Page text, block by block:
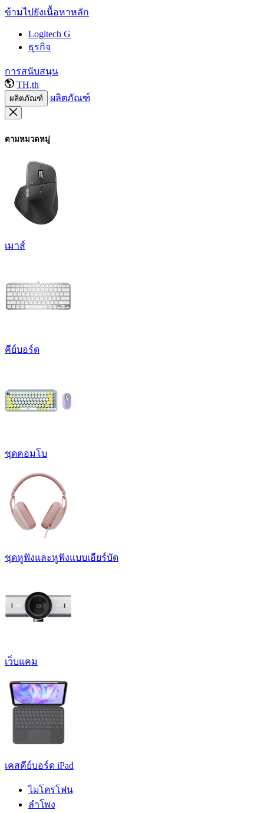
ข้ามไปยังเนื้อหาหลัก
Logitech G
ธุรกิจ
การสนับสนุน
TH,th
ผลิตภัณฑ์ ผลิตภัณฑ์
ตามหมวดหมู่
เมาส์
คีย์บอร์ด
ชุดคอมโบ
ชุดหูฟังและหูฟังแบบเอียร์บัด
เว็บแคม
เคสคีย์บอร์ด iPad
ไมโครโฟน
ลำโพง